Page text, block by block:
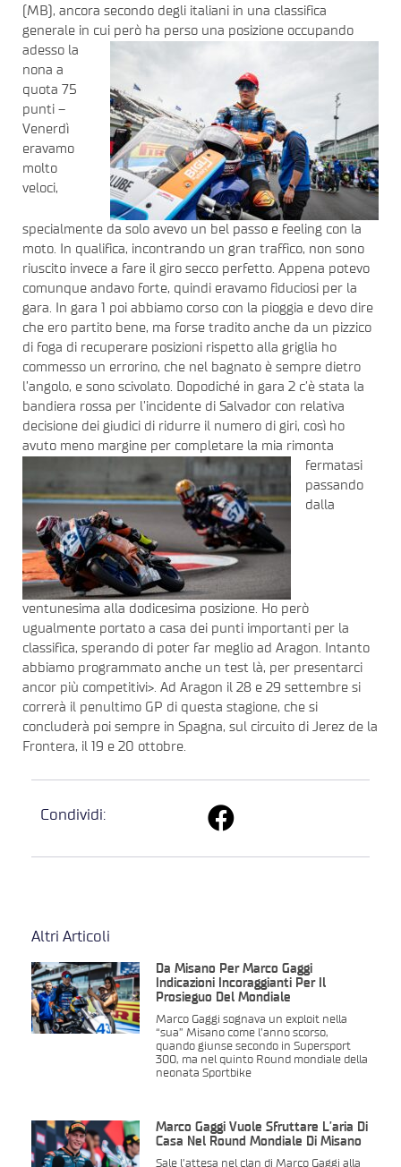
(MB), ancora secondo degli italiani in una classifica
generale in cui però ha perso una posizione occupando
adesso la
nona a
quota 75
punti –
Venerdì
eravamo
molto
veloci,
specialmente da solo avevo un bel passo e feeling con la
moto. In qualifica, incontrando un gran traffico, non sono
riuscito invece a fare il giro secco perfetto. Appena potevo
comunque andavo forte, quindi eravamo fiduciosi per la
gara. In gara 1 poi abbiamo corso con la pioggia e devo dire
che ero partito bene, ma forse tradito anche da un pizzico
di foga di recuperare posizioni rispetto alla griglia ho
commesso un errorino, che nel bagnato è sempre dietro
l’angolo, e sono scivolato. Dopodiché in gara 2 c’è stata la
bandiera rossa per l’incidente di Salvador con relativa
decisione dei giudici di ridurre il numero di giri, così ho
avuto meno margine per completare la mia rimonta
fermatasi
passando
dalla
ventunesima alla dodicesima posizione. Ho però
ugualmente portato a casa dei punti importanti per la
classifica, sperando di poter far meglio ad Aragon. Intanto
abbiamo programmato anche un test là, per presentarci
ancor più competitivi>. Ad Aragon il 28 e 29 settembre si
correrà il penultimo GP di questa stagione, che si
concluderà poi sempre in Spagna, sul circuito di Jerez de la
Frontera, il 19 e 20 ottobre.
Condividi:
Altri Articoli
Da Misano Per Marco Gaggi
Indicazioni Incoraggianti Per Il
Prosieguo Del Mondiale
Marco Gaggi sognava un exploit nella
“sua” Misano come l’anno scorso,
quando giunse secondo in Supersport
300, ma nel quinto Round mondiale della
neonata Sportbike
Marco Gaggi Vuole Sfruttare L’aria Di
Casa Nel Round Mondiale Di Misano
Sale l’attesa nel clan di Marco Gaggi alla